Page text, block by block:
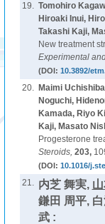
19. Tomohiro
Hiroaki Inui,
Takashi Kaji,
New treatment
Experimental
(DOI: 10.3892/
20.
Maimi
Noguchi,
Kamada, Riyo
Kaji, Masato
Progesterone
Steroids, 203,
(DOI: 10.1016/
21. 内芝 舞実,
鎌田 周平,
武 :